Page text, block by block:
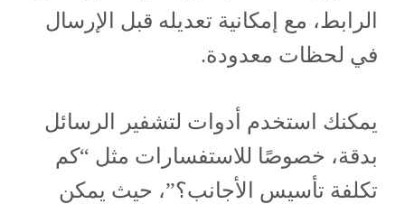
الرابط، مع إمكانية تعديله قبل الإرسال
في لحظات معدودة.
يمكنك استخدم أدوات لتشفير الرسائل
بدقة، خصوصًا للاستفسارات مثل “كم
تكلفة تأسيس الأجانب؟”، حيث يمكن